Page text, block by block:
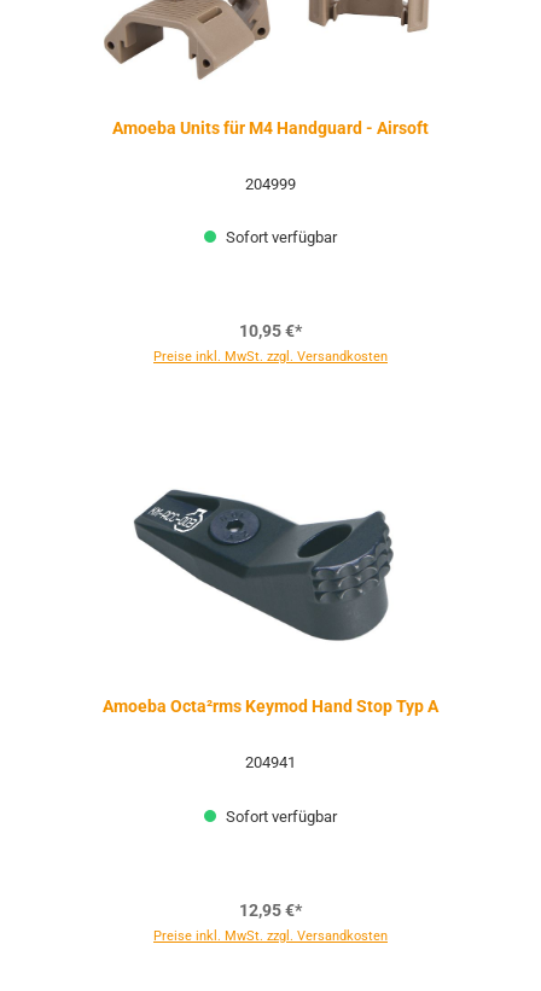
Amoeba Units für M4 Handguard - Airsoft
204999
Sofort verfügbar
10,95 €*
Preise inkl. MwSt. zzgl. Versandkosten
Amoeba Octa²rms Keymod Hand Stop Typ A
204941
Sofort verfügbar
12,95 €*
Preise inkl. MwSt. zzgl. Versandkosten